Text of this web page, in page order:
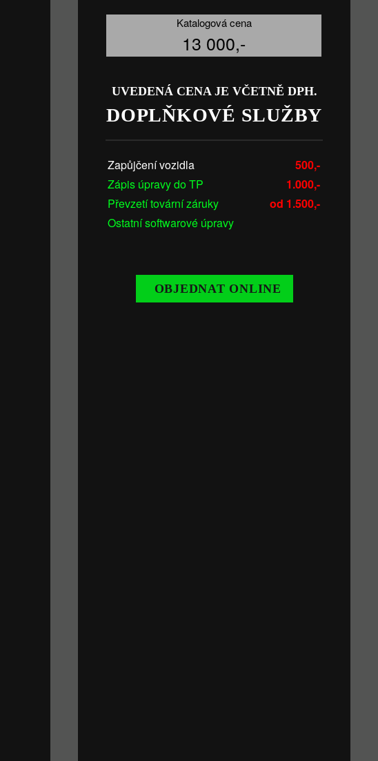
Katalogová cena
13 000,-
UVEDENÁ CENA JE VČETNĚ DPH.
DOPLŇKOVÉ SLUŽBY
Zapůjčení vozidla
500,-
Zápis úpravy do TP
1.000,-
Převzetí tovární záruky
od 1.500,-
Ostatní softwarové úpravy
OBJEDNAT ONLINE